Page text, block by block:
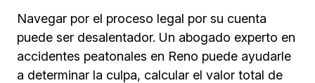
Navegar por el proceso legal por su cuenta
puede ser desalentador. Un abogado experto en
accidentes peatonales en Reno puede ayudarle
a determinar la culpa, calcular el valor total de